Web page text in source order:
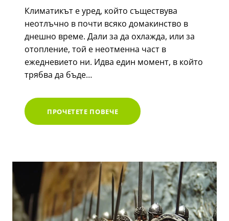
Климатикът е уред, който съществува
неотлъчно в почти всяко домакинство в
днешно време. Дали за да охлажда, или за
отопление, той е неотменна част в
ежедневието ни. Идва един момент, в който
трябва да бъде…
ПРОЧЕТЕТЕ ПОВЕЧЕКОЛКО
МОЖЕ
ДА
ЦЕНОВО
РЪКОВОДСТВО
ЗА
ИЗКУПУВАНЕ